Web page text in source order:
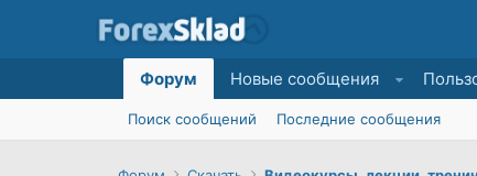
Форум
Поиск сообщений Последние сообщения
Новые сообщения